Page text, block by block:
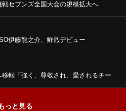
戦セブンズ全国大会の規模拡大へ
伊藤龍之介、鮮烈デビュー
移転「強く、尊敬され、愛されるチー
っと見る